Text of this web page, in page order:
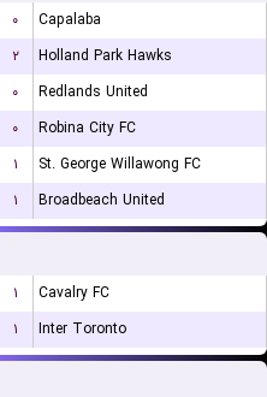
۰
Capalaba
۲
Holland Park Hawks
۰
Redlands United
۰
Robina City FC
۱
St. George Willawong FC
۱ Broadbeach United
۱
Cavalry FC
۱ Inter Toronto